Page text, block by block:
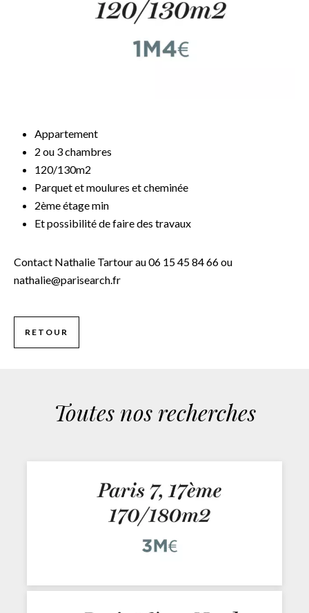
Appartement
2 ou 3 chambres
120/130m2
Parquet et moulures et cheminée
2ème étage min
Et possibilité de faire des travaux
Contact Nathalie Tartour au 06 15 45 84 66 ou
nathalie@parisearch.fr
RETOUR
Toutes nos recherches